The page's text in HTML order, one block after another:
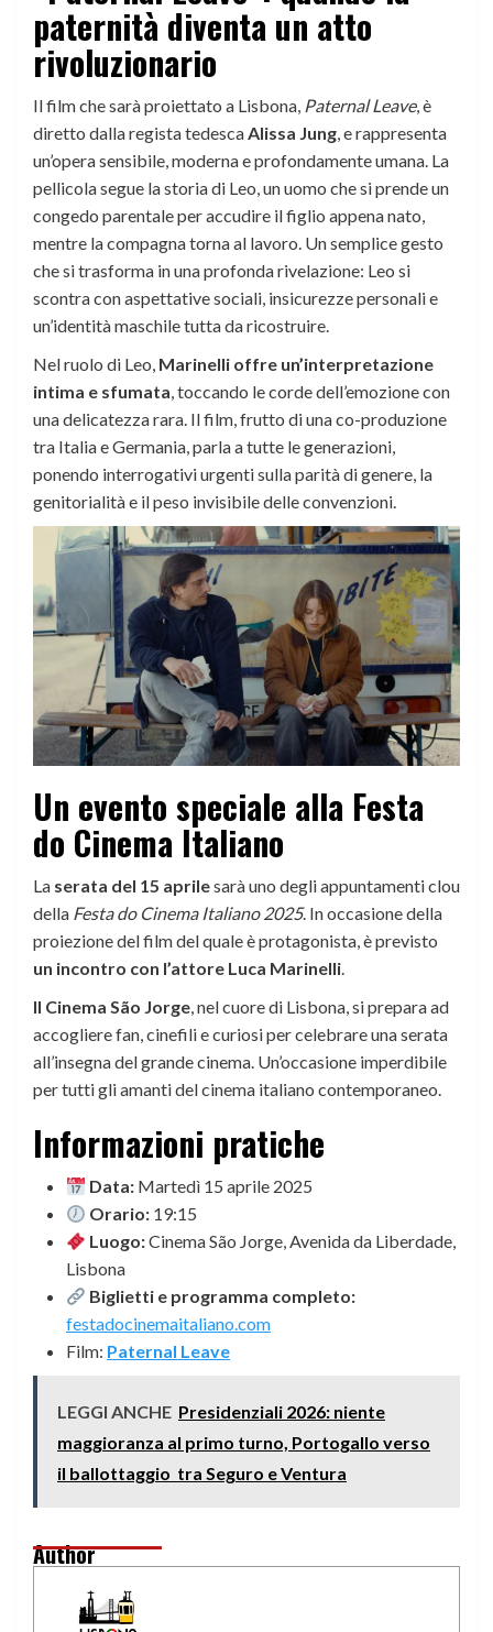
paternità diventa un atto
rivoluzionario
Il film che sarà proiettato a Lisbona, Paternal Leave, è
diretto dalla regista tedesca Alissa Jung , e rappresenta
un’opera sensibile, moderna e profondamente umana. La
pellicola segue la storia di Leo, un uomo che si prende un
congedo parentale per accudire il figlio appena nato,
mentre la compagna torna al lavoro. Un semplice gesto
che si trasforma in una profonda rivelazione: Leo si
scontra con aspettative sociali, insicurezze personali e
un’identità maschile tutta da ricostruire.
Nel ruolo di Leo, Marinelli offre un’interpretazione
intima e sfumata , toccando le corde dell’emozione con
una delicatezza rara. Il film, frutto di una co-produzione
tra Italia e Germania, parla a tutte le generazioni,
ponendo interrogativi urgenti sulla parità di genere, la
genitorialità e il peso invisibile delle convenzioni.
Un evento speciale alla Festa
do Cinema Italiano
La serata del 15 aprilesarà uno degli appuntamenti clou
della Festa do Cinema Italiano 2025. In occasione della
proiezione del film del quale è protagonista, è previsto
un incontro con l’attore Luca Marinelli.
Il Cinema São Jorge, nel cuore di Lisbona, si prepara ad
accogliere fan, cinefili e curiosi per celebrare una serata
all’insegna del grande cinema. Un’occasione imperdibile
per tutti gli amanti del cinema italiano contemporaneo.
Informazioni pratiche
Data: Martedì 15 aprile 2025
Orario: 19:15
Luogo:Cinema São Jorge, Avenida da Liberdade,
Lisbona
Biglietti e programma completo:
festadocinemaitaliano.com
Film: Paternal Leave
LEGGI ANCHE Presidenziali 2026: niente
maggioranza al primo turno, Portogallo verso
il ballottaggio tra Seguro e Ventura
Author